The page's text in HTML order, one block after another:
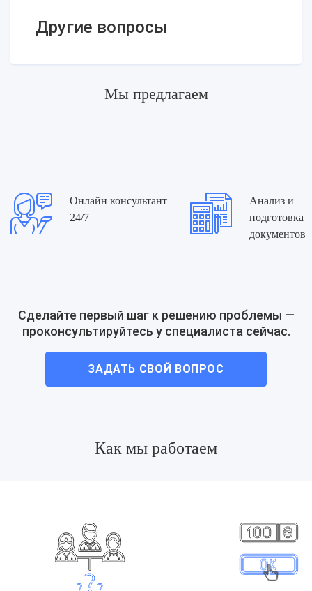
Другие вопросы
Другие вопросы
Аутсорсинг в бухгалтерии
Масштабные изменения в
бухгалтерской отчетности: что
Мы предлагаем
Онлайн консультант
24/7
Анализ и
подготовка
документов
Сделайте первый шаг к решению проблемы —
проконсультируйтесь у специалиста сейчас.
ЗАДАТЬ СВОЙ ВОПРОС
Как мы работаем